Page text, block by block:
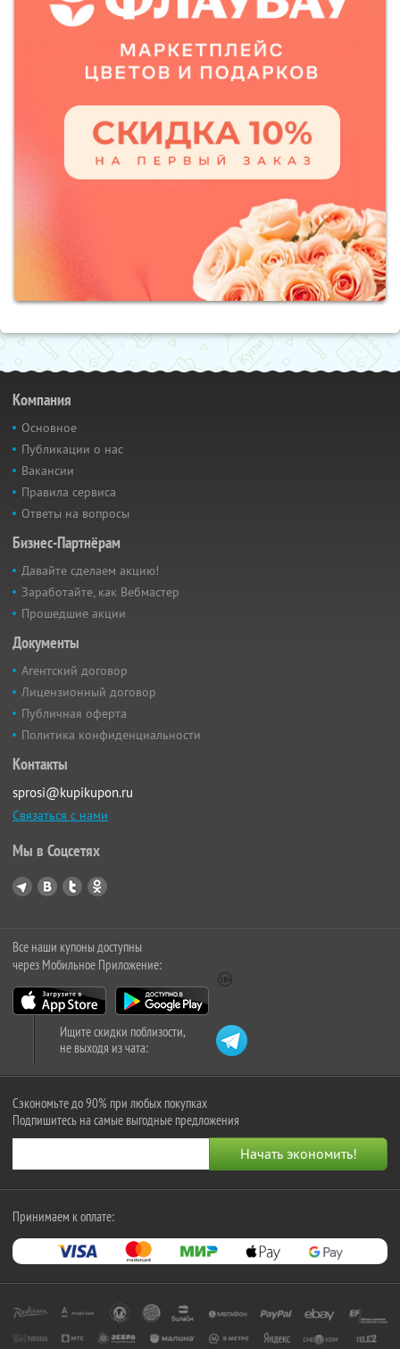
Компания
Основное
Публикации о нас
Вакансии
Правила сервиса
Ответы на вопросы
Бизнес-Партнёрам
Давайте сделаем акцию!
Заработайте, как Вебмастер
Прошедшие акции
Документы
Агентский договор
Лицензионный договор
Публичная оферта
Политика конфиденциальности
Контакты
sprosi@kupikupon.ru
Связаться с нами
Мы в Соцсетях
Все наши купоны доступны
через Мобильное Приложение:
Ищите скидки поблизости,
не выходя из чата:
Сэкономьте до 90% при любых покупках
Подпишитесь на самые выгодные предложения
Принимаем к оплате: